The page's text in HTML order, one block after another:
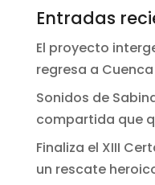
Entradas
El proyecto
regresa a
Sonidos de
compartida que
Finaliza el XIII
un rescate